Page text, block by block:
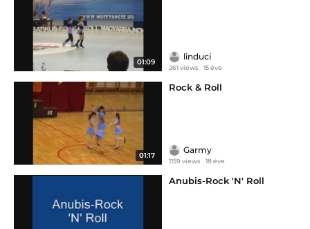
01:09
linduci
261 views 15 éve
01:17
Rock & Roll
Garmy
1159 views 18 éve
Anubis-Rock 'N' Roll